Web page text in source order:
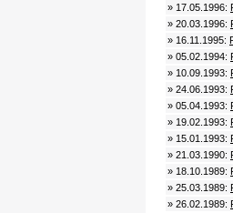
» 17.05.1996:
» 20.03.1996:
» 16.11.1995:
» 05.02.1994:
» 10.09.1993:
» 24.06.1993:
» 05.04.1993:
» 19.02.1993:
» 15.01.1993:
» 21.03.1990:
» 18.10.1989:
» 25.03.1989:
» 26.02.1989: